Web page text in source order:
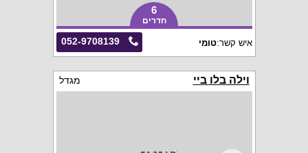
6
חדרים
052-9708139 איש קשר:טומי
וילה בלו ביי מגדל